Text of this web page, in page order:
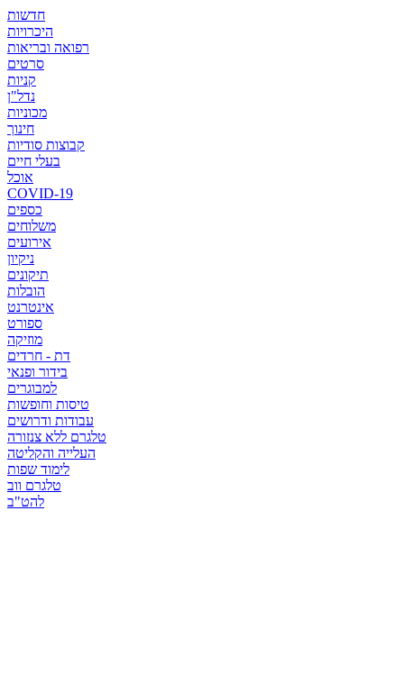
חדשות
היכרויות
רפואה ובריאות
סרטים
קניות
נדל"ן
מכוניות
חינוך
קבוצות סודיות
בעלי חיים
אוכל
COVID-19
כספים
משלוחים
אירועים
ניקיון
תיקונים
הובלות
אינטרנט
ספורט
מוזיקה
דת - חרדים
בידור ופנאי
למבוגרים
טיסות וחופשות
עבודות ודרושים
טלגרם ללא צנזורה
העלייה והקליטה
לימוד שפות
טלגרם ווב
להט"ב